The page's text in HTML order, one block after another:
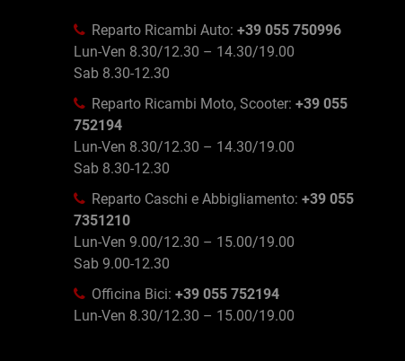
Reparto Ricambi Auto: +39 055 750996
Lun-Ven 8.30/12.30 – 14.30/19.00
Sab 8.30-12.30
Reparto Ricambi Moto, Scooter: +39 055
752194
Lun-Ven 8.30/12.30 – 14.30/19.00
Sab 8.30-12.30
Reparto Caschi e Abbigliamento: +39 055
7351210
Lun-Ven 9.00/12.30 – 15.00/19.00
Sab 9.00-12.30
Officina Bici: +39 055 752194
Lun-Ven 8.30/12.30 – 15.00/19.00